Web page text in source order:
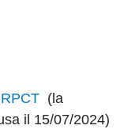
(la
il 15/07/2024)